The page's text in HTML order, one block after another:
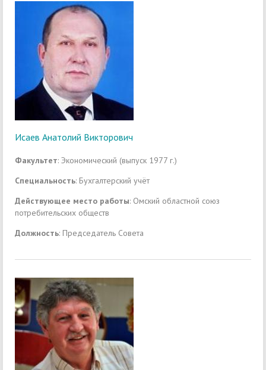
Исаев Анатолий Викторович
Факультет: Экономический (выпуск 1977 г.)
Специальность: Бухгалтерский учёт
Действующее место работы: Омский областной союз
потребительских обществ
Должность: Председатель Совета